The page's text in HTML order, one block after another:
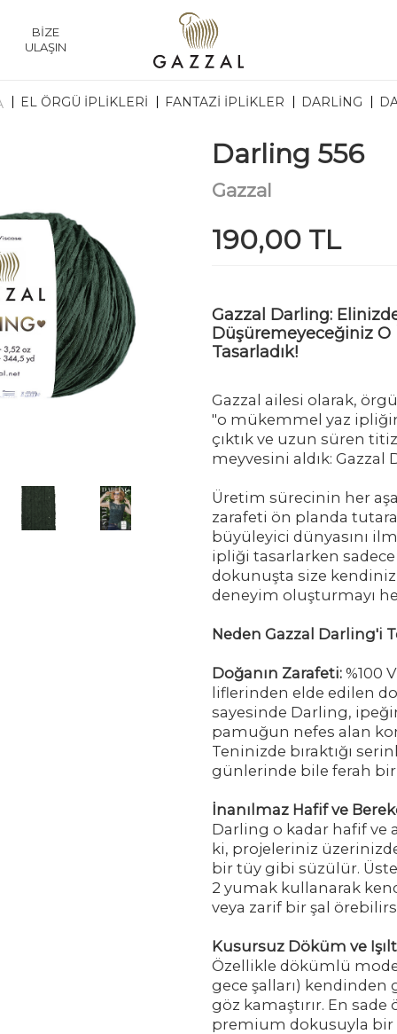
BİZE
ULAŞIN
EL ÖRGÜ İPLİKLERİ FANTAZI İPLIKLER DARLING
YENI
Darling 556
Gazzal
190,00 TL
Gazzal Darling:
Düşüremeyeceğiniz
Tasarladık!
Gazzal ailesi olarak,
"o mükemmel yaz
çıktık ve uzun süren titiz
meyvesini aldık: Gazzal
Üretim sürecinin her
zarafeti ön planda
büyüleyici dünyasını
ipliği tasarlarken
dokunuşta size
deneyim oluşturmayı
Neden Gazzal Darling'i
Doğanın Zarafeti: %100
liflerinden elde edilen
sayesinde Darling,
pamuğun nefes alan
Teninizde bıraktığı
günlerinde bile ferah
İnanılmaz Hafif ve
Darling o kadar hafif ve
ki, projeleriniz
bir tüy gibi süzülür.
2 yumak kullanarak
veya zarif bir şal
Kusursuz Döküm ve
Özellikle dökümlü
gece şalları) kendinden
göz kamaştırır. En
premium dokusuyla bir